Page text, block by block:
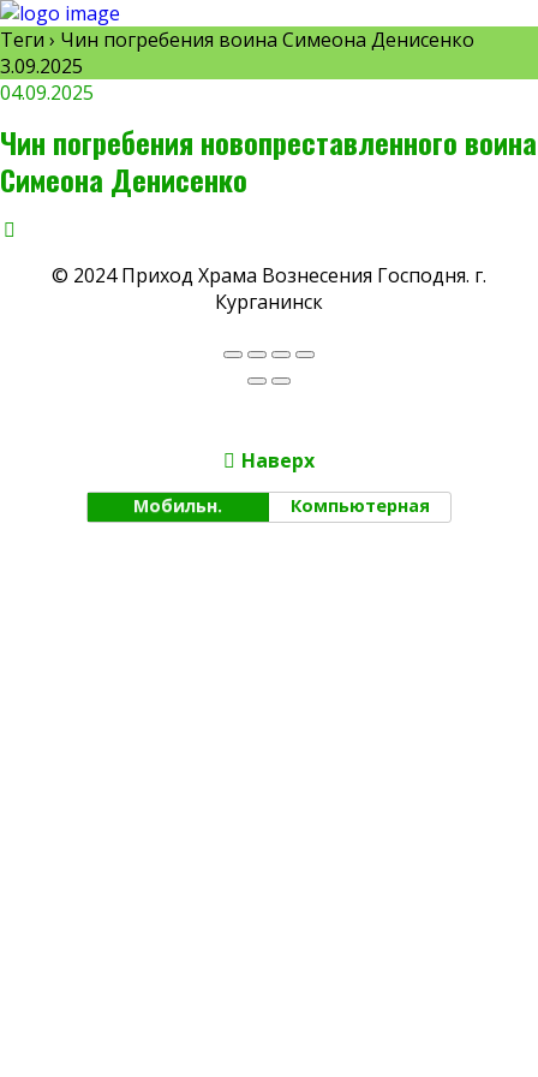
Теги › Чин погребения воина Симеона Денисенко
3.09.2025
04.09.2025
Чин погребения новопреставленного воина
Симеона Денисенко
© 2024 Приход Храма Вознесения Господня. г.
Курганинск
Наверх
Мобильн. Компьютерная